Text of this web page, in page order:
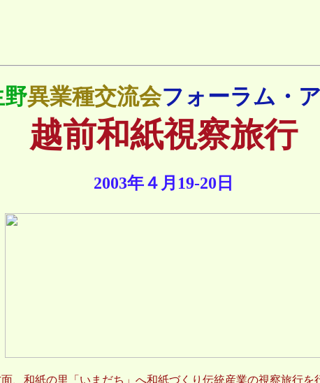
野異業種交流会フォーラム・
越前和紙視察旅行
2003年４月19-20日
、和紙の里「いまだち」へ和紙づくり伝統産業の視察旅行を